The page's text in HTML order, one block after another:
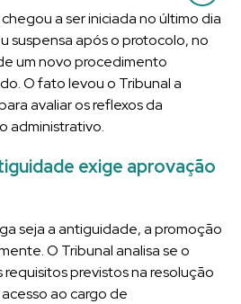
a ser iniciada no último dia
suspensa após o protocolo, no
um novo procedimento
O fato levou o Tribunal a
avaliar os reflexos da
administrativo.
exige aprovação
seja a antiguidade, a promoção
O Tribunal analisa se o
previstos na resolução
ao cargo de